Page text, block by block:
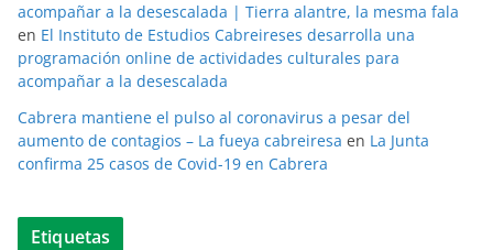
acompañar a la desescalada | Tierra alantre, la mesma fala
en El Instituto de Estudios Cabreireses desarrolla una
programación online de actividades culturales para
acompañar a la desescalada
Cabrera mantiene el pulso al coronavirus a pesar del
aumento de contagios – La fueya cabreiresa en La Junta
confirma 25 casos de Covid-19 en Cabrera
Etiquetas